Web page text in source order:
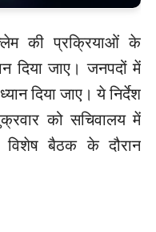
की प्रक्रियाओं के
दिया जाए। जनपदों में
दिया जाए। ये निर्देश
को सचिवालय में
विशेष बैठक के दौरान